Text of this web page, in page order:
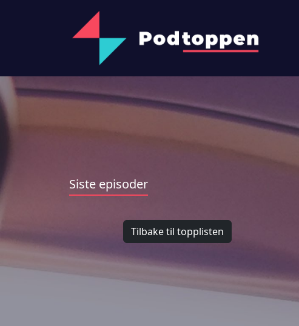
Siste episoder